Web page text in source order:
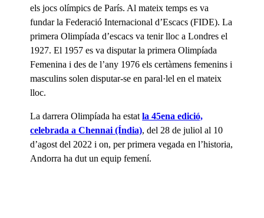
els jocs olímpics de París. Al mateix temps es va
fundar la Federació Internacional d’Escacs (FIDE). La
primera Olimpíada d’escacs va tenir lloc a Londres el
1927. El 1957 es va disputar la primera Olimpíada
Femenina i des de l’any 1976 els certàmens femenins i
masculins solen disputar-se en paral·lel en el mateix
lloc.
La darrera Olimpíada ha estatla 45ena edició,
celebrada a Chennai (Índia), del 28 de juliol al 10
d’agost del 2022 i on, per primera vegada en l’historia,
Andorra ha dut un equip femení.